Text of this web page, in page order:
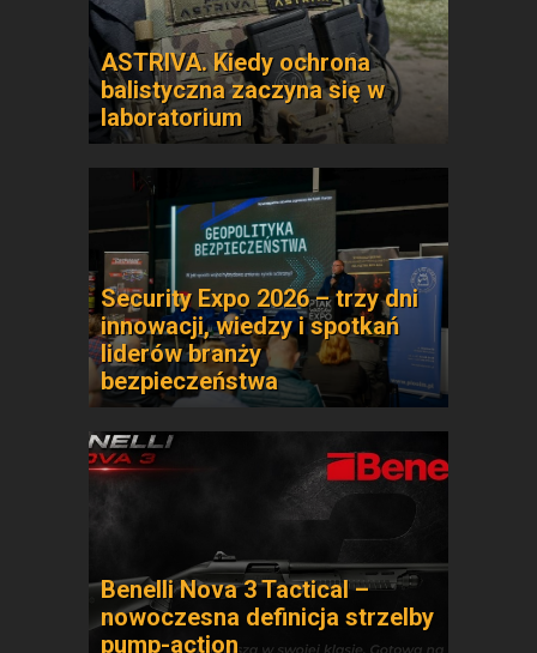
ASTRIVA. Kiedy ochrona
balistyczna zaczyna się w
laboratorium
Security Expo 2026 – trzy dni
innowacji, wiedzy i spotkań
liderów branży
bezpieczeństwa
Benelli Nova 3 Tactical –
nowoczesna definicja strzelby
pump-action